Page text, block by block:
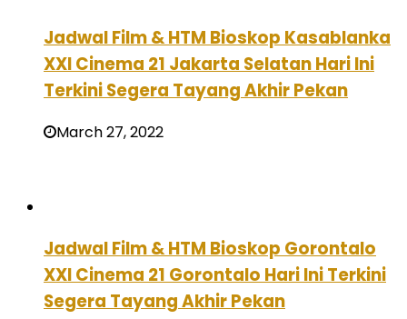
Jadwal Film & HTM Bioskop Kasablanka
XXI Cinema 21 Jakarta Selatan Hari Ini
Terkini Segera Tayang Akhir Pekan
March 27, 2022
Jadwal Film & HTM Bioskop Gorontalo
XXI Cinema 21 Gorontalo Hari Ini Terkini
Segera Tayang Akhir Pekan